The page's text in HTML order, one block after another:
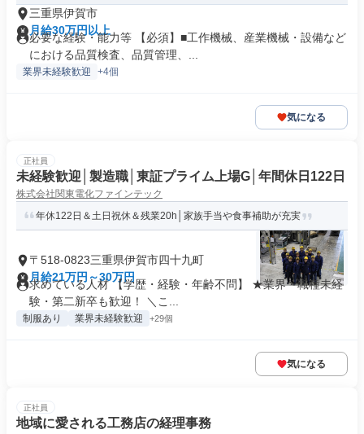
三重県伊賀市
月給30万円以上
必要な経験・能力等 【必須】■工作機械、産業機械・設備など
における品質検査、品質管理、...
業界未経験歓迎 +4個
気になる
正社員
未経験歓迎│製造職│東証プライム上場G│年間休日122日
株式会社関東電化ファインテック
年休122日＆土日祝休＆残業20h│家族手当や食事補助が充実
〒518-0823三重県伊賀市四十九町
月給21万円～30万円
求めている人材 【学歴・経験・年齢不問】 ★業界・職種未経
験・第二新卒も歓迎！ ＼こ...
制服あり 業界未経験歓迎 +29個
気になる
正社員
地域に愛される工務店の経理事務